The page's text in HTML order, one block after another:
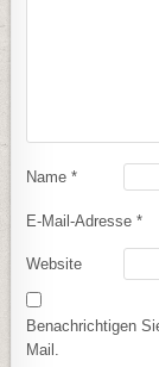
Name*
E-Mail-Adresse*
Website
Benachrichtigen
Mail.